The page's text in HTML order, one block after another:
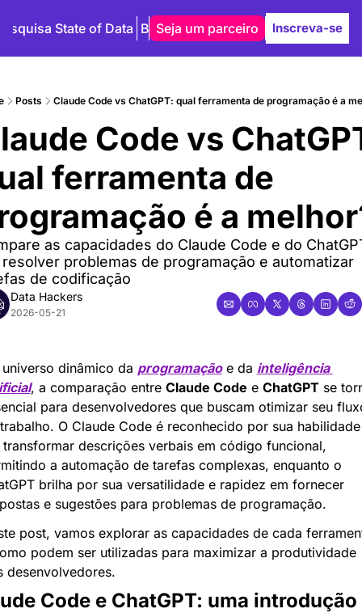
State of Data Blog Autores
Seja um parceiro Inscreva-se
Posts Claude Code vs ChatGPT: qual ferramenta de programação é a
Code vs
ferramenta de
é a
as capacidades do Claude Code e do
problemas de programação e automatizar
de codificação
Data Hackers
2026-05-21
dinâmico da programação e da inteligência
, a comparação entre Claude Code e ChatGPT se
para desenvolvedores que buscam otimizar seu
O Claude Code é reconhecido por sua habilidade
transformar descrições verbais em código funcional,
a automação de tarefas complexas, enquanto o
brilha por sua versatilidade e rapidez em fornecer
e sugestões para problemas de programação.
post, vamos explorar as capacidades de cada
podem ser utilizadas para maximizar a produtividade
desenvolvedores.
Code e ChatGPT: uma introdução